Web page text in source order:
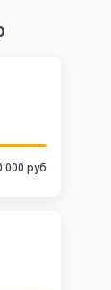
000 руб